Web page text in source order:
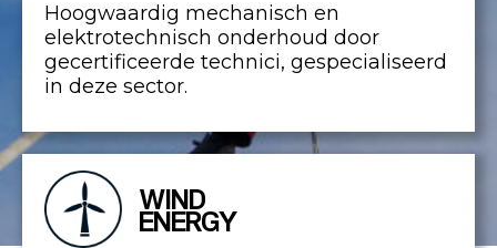
Hoogwaardig mechanisch en
elektrotechnisch onderhoud door
gecertificeerde technici, gespecialiseerd
in deze sector.
WIND
ENERGY